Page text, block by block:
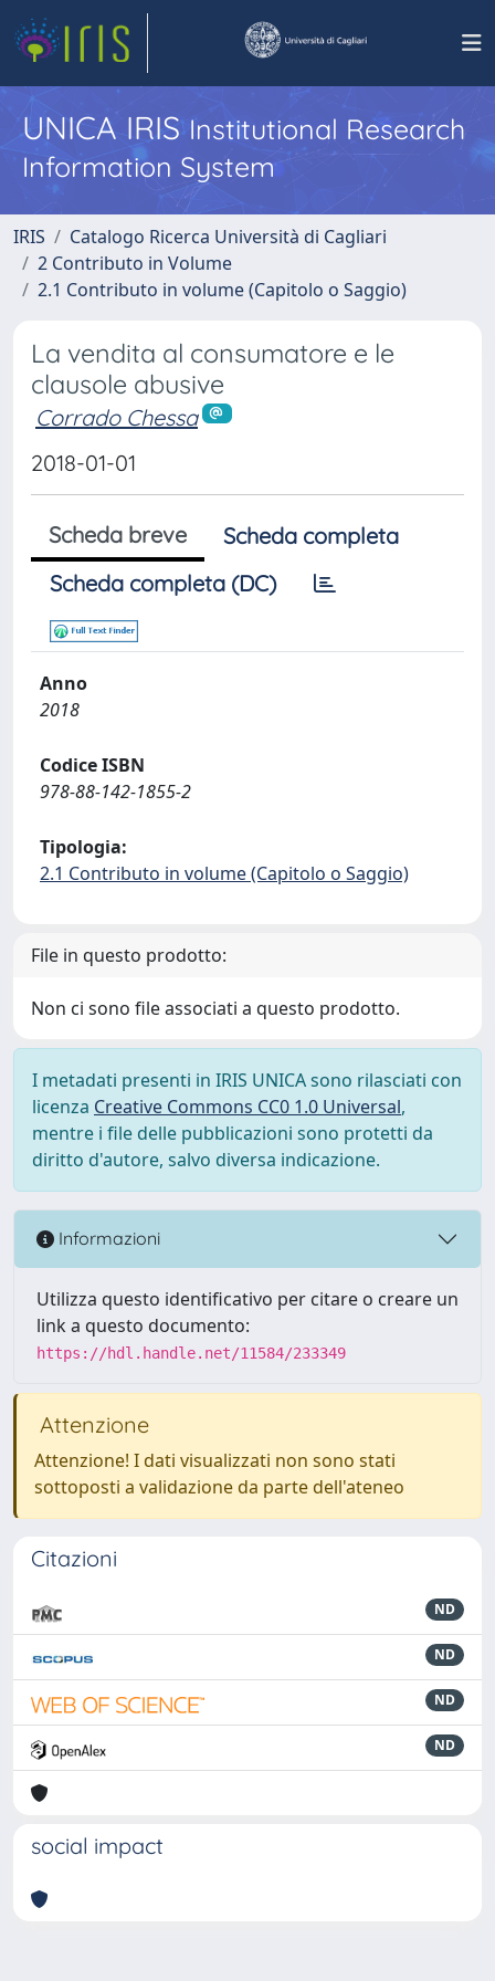
UNICA IRISInstitutional Research
Information System
IRIS
Catalogo Ricerca Università di Cagliari
2 Contributo in Volume
2.1 Contributo in volume (Capitolo o Saggio)
La vendita al consumatore e le
clausole abusive
Corrado Chessa
2018-01-01
Scheda breve
Scheda completa
Scheda completa (DC)
Anno
2018
Codice ISBN
978-88-142-1855-2
Tipologia:
2.1 Contributo in volume (Capitolo o Saggio)
File in questo prodotto:
Non ci sono file associati a questo prodotto.
I metadati presenti in IRIS UNICA sono rilasciati con
licenza Creative Commons CC0 1.0 Universal,
mentre i file delle pubblicazioni sono protetti da
diritto d'autore, salvo diversa indicazione.
Informazioni
Utilizza questo identificativo per citare o creare un
link a questo documento:
https://hdl.handle.net/11584/233349
Attenzione
Attenzione! I dati visualizzati non sono stati
sottoposti a validazione da parte dell'ateneo
Citazioni
ND
ND
ND
ND
social impact